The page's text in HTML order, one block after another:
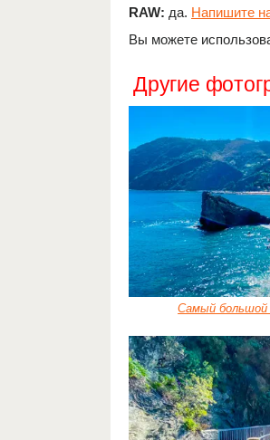
RAW: да. Напишите
Вы можете
Другие
Самый большой